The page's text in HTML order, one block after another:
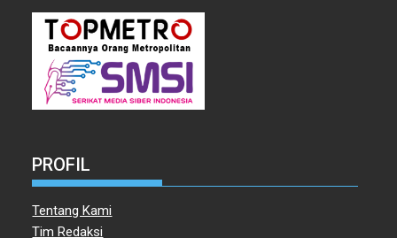
PROFIL
Tentang Kami
Tim Redaksi